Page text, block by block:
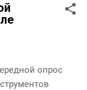
опрос